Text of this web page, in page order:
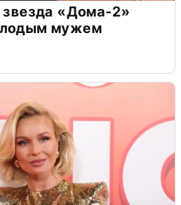
звезда «Дома-2»
мужем